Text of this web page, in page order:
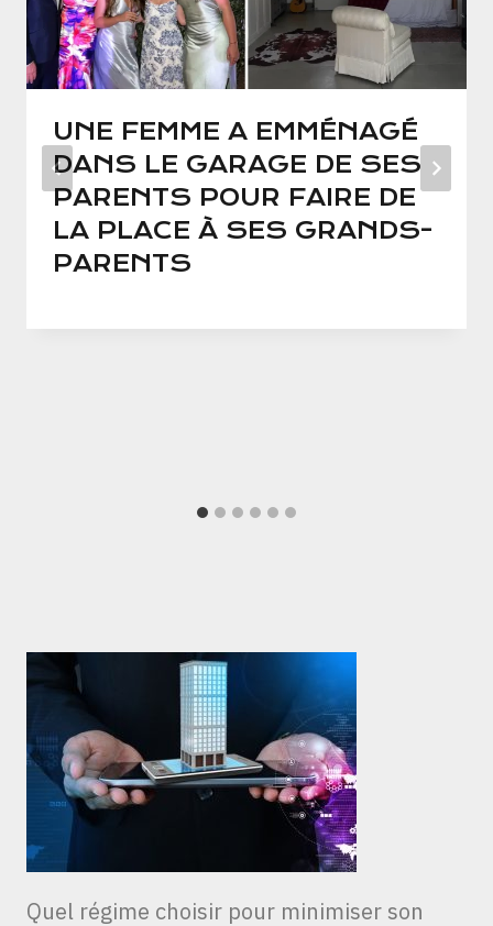
UNE FEMME A EMMÉNAGÉ
DANS LE GARAGE DE SES
PARENTS POUR FAIRE DE
LA PLACE À SES GRANDS-
PARENTS
Quel régime choisir pour minimiser son